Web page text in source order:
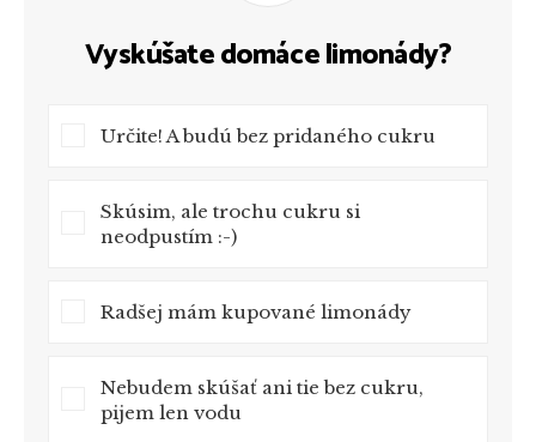
Vyskúšate domáce limonády?
Určite! A budú bez pridaného cukru
Skúsim, ale trochu cukru si
neodpustím :-)
Radšej mám kupované limonády
Nebudem skúšať ani tie bez cukru,
pijem len vodu